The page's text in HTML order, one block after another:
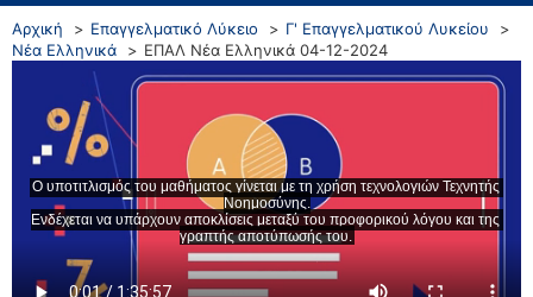
Αρχική Επαγγελματικό Λύκειο
Γ' Επαγγελματικού Λυκείου
Νέα Ελληνικά
ΕΠΑΛ Νέα Ελληνικά 04-12-2024